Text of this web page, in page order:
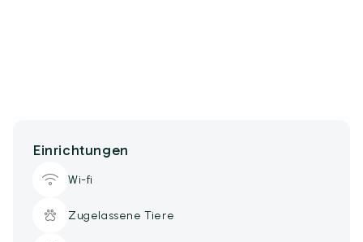
Einrichtungen
Wi-fi
Zugelassene Tiere